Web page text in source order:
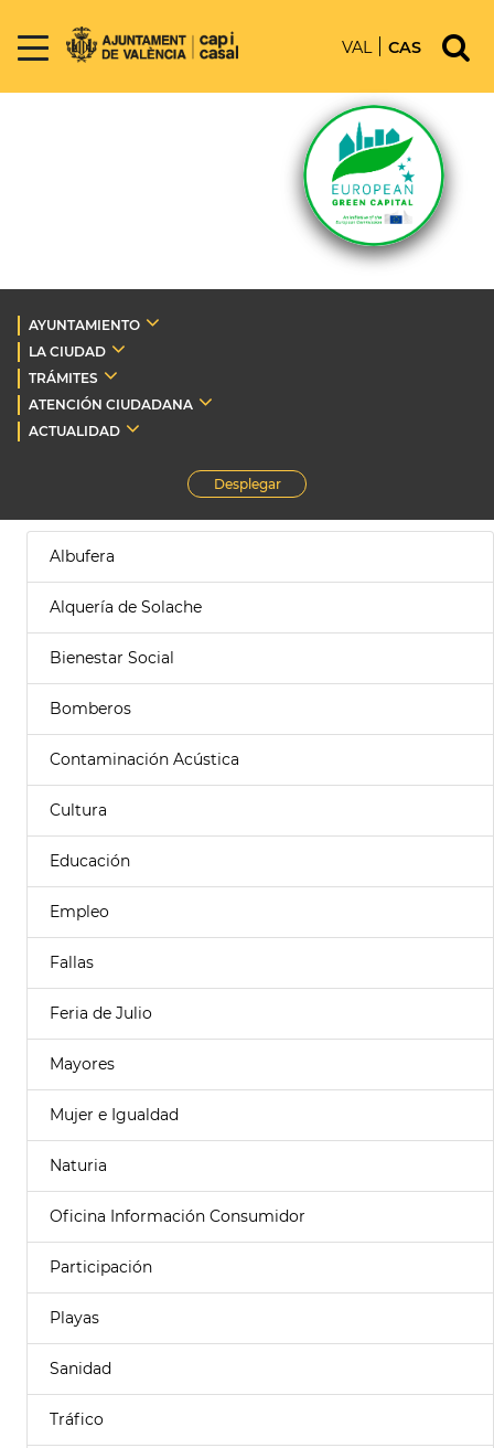
VAL CAS
AYUNTAMIENTO
LA CIUDAD
TRÁMITES
ATENCIÓN CIUDADANA
ACTUALIDAD
Desplegar
Albufera
Alquería de Solache
Bienestar Social
Bomberos
Contaminación Acústica
Cultura
Educación
Empleo
Fallas
Feria de Julio
Mayores
Mujer e Igualdad
Naturia
Oficina Información Consumidor
Participación
Playas
Sanidad
Tráfico